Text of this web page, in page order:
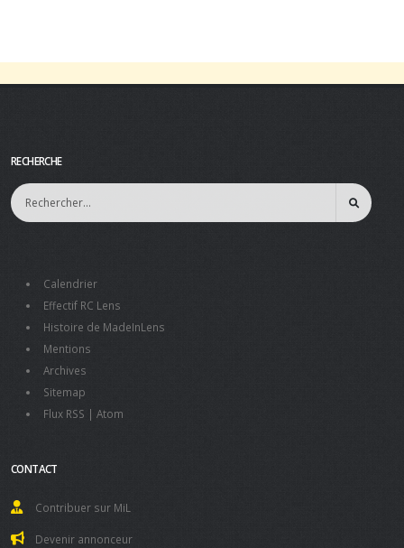
RECHERCHE
Calendrier
Effectif RC Lens
Histoire de MadeInLens
Mentions
Archives
Sitemap
Flux RSS | Atom
CONTACT
Contribuer sur MiL
Devenir annonceur